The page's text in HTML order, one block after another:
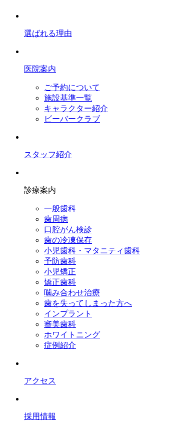
選ばれる理由
医院案内
ご予約について
施設基準一覧
キャラクター紹介
ビーバークラブ
スタッフ紹介
診療案内
一般歯科
歯周病
口腔がん検診
歯の冷凍保存
小児歯科・マタニティ歯科
予防歯科
小児矯正
矯正歯科
噛み合わせ治療
歯を失ってしまった方へ
インプラント
審美歯科
ホワイトニング
症例紹介
アクセス
採用情報